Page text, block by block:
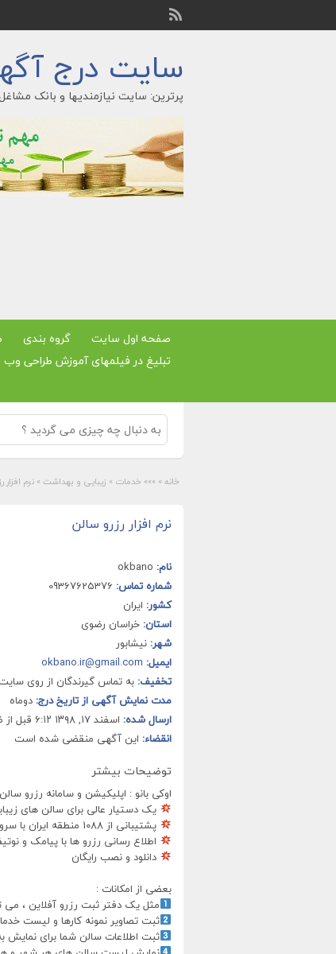
سایت درج
پرترین: سایت نیازمندیها و بانک
صفحه اول سایت گروه بندی
تبلیغ در فیلمهای آموزش طراحی
خانه » »»» خدمات » زیبایی و بهداشت » نرم افزار
نرم افزار رزرو سالن
نام:
شماره تماس:
کشور: ایران
استان: خراسان رضوی
شهر: نیشابور
ایمیل: okbano.ir@gmail.com
تخفیف: به تماس گیرندگان از روی
مدت نمایش آگهی از تاریخ درج: دوماه
ارسال شده: اسفند ۱۷, ۱۳۹۸ ۶:۱۲ قبل از ظهر
انقضاء: این آگهی منقضی شده است
توضیحات بیشتر
اوکی بانو : اپلیکیشن و سامانه رزرو
یک دستیار عالی برای سالن های
پشتیبانی از 1088 منطقه ایران با سرور های قدرتمند
اطلاع رسانی رزرو ها با پیامک و
دانلود و نصب رایگان
بعضی از امکانات :
مثل یک دفتر ثبت رزرو آفلاین ، می
ثبت تصاویر نمونه کارها و لیست
ثبت اطلاعات سالن شما برای نمایش